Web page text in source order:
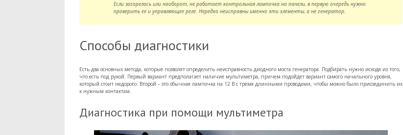
Если загорелась или наоборот, не работает контрольная лампочка на панели, в первую очередь нужно
проверить ее и управляющее реле. Нередко неисправны именно эти элементы, а не генератор.
Способы диагностики
Есть два основных метода, которые позволят определить неисправность диодного моста генератора. Подбирать нужно исходя из того,
что есть под рукой. Первый вариант предполагает наличие мультиметра, причем подойдет вариант самого начального уровня,
который стоит недорого. Второй – это обычная лампочка на 12 В с тремя длинными проводами, чтобы можно было присоединить их
к нужным контактам.
Диагностика при помощи мультиметра